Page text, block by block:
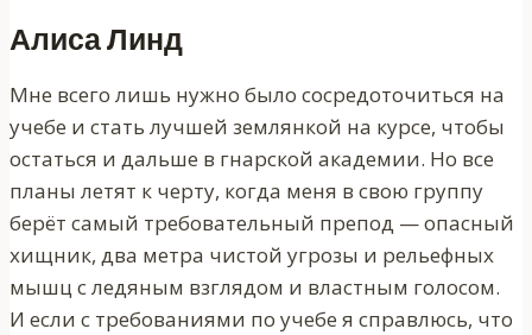
Алиса Линд
Мне всего лишь нужно было сосредоточиться на
учебе и стать лучшей землянкой на курсе, чтобы
остаться и дальше в гнарской академии. Но все
планы летят к черту, когда меня в свою группу
берёт самый требовательный препод — опасный
хищник, два метра чистой угрозы и рельефных
мышц с ледяным взглядом и властным голосом.
И если с требованиями по учебе я справлюсь, что